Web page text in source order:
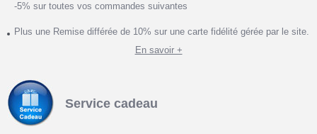
-5% sur toutes vos commandes suivantes
Plus une Remise différée de 10% sur une carte fidélité gérée par le site.
En savoir +
Service cadeau